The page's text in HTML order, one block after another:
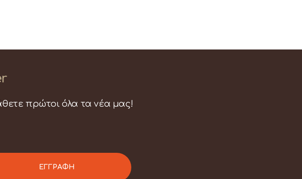
πρώτοι όλα τα νέα μας!